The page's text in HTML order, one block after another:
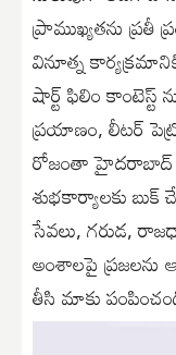
ప్రాముఖ్యతను ప్రతీ
వినూత్న
షార్ట్ ఫిలిం కాంటెస్ట్
ప్రయాణం, లీటర్
రోజంతా హైదరాబాద్
శుభకార్యాలకు బుక్
సేవలు, గరుడ,
అంశాలపై ప్రజలను
తీసి మాకు